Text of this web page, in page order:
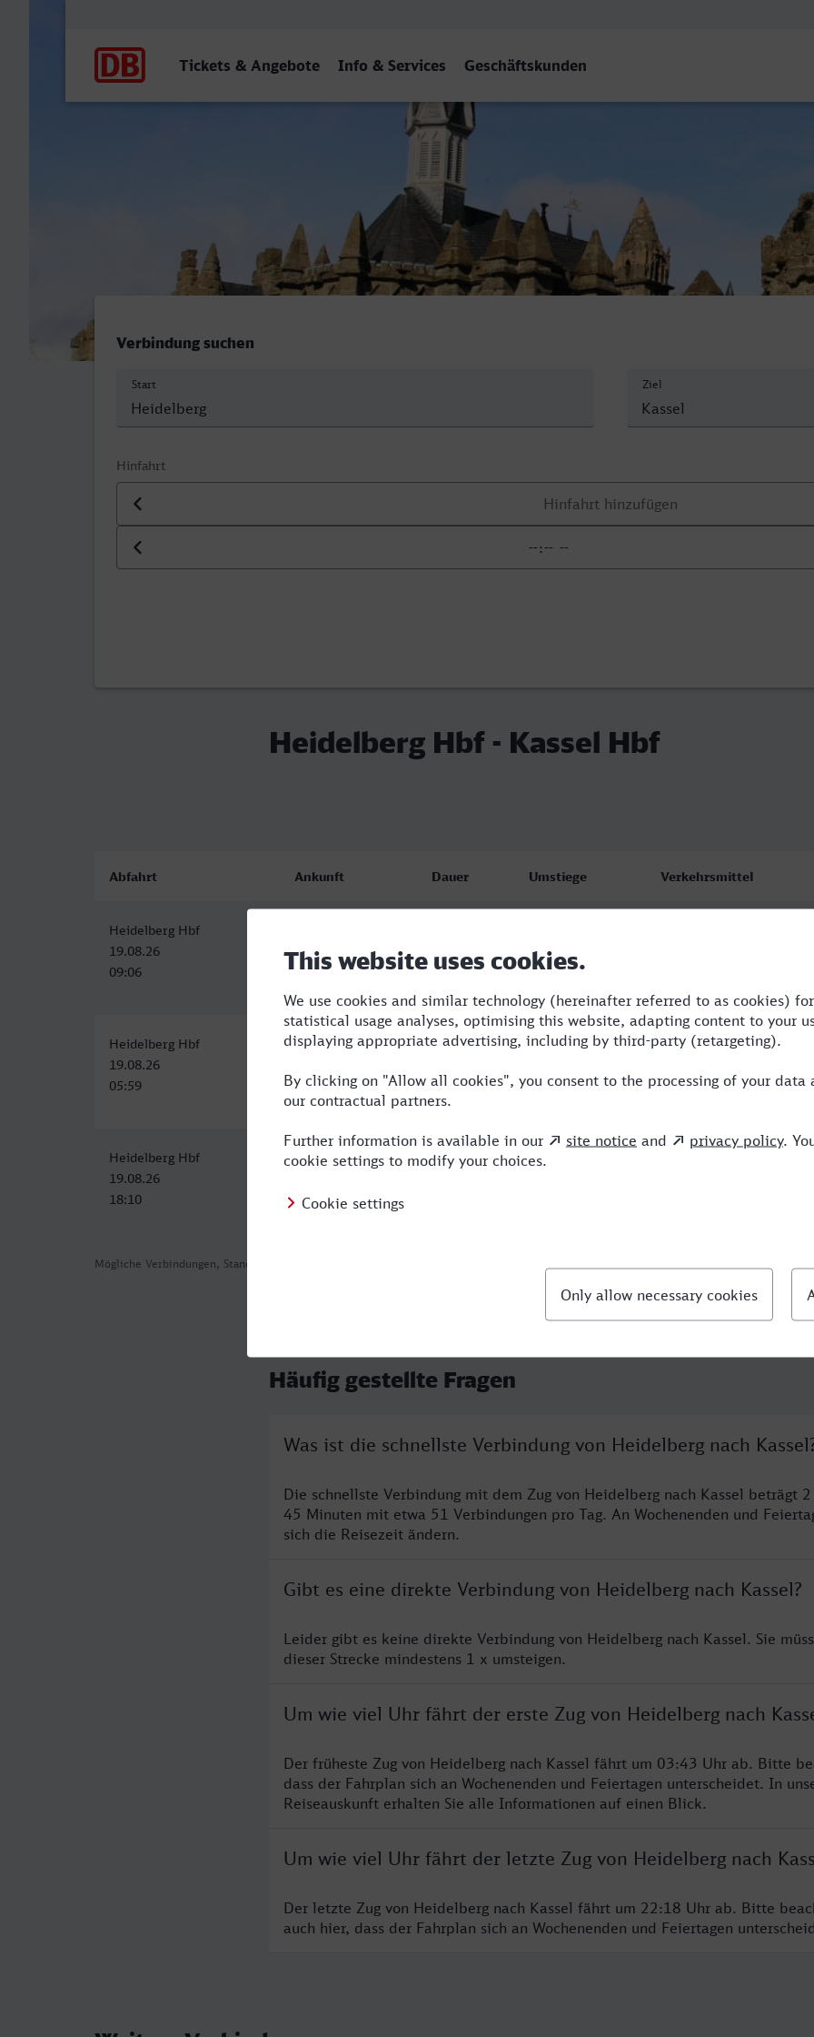
Tickets & Angebote Info & Services Geschäftskunden
Heidelberg Hbf - Kassel Hbf
Verbindung suchen
Start Ziel
Hinfahrt
Datum der Hinfahrt
Uhrzeit der Hinfahrt
Heidelberg Hbf - Kassel Hbf
Mögliche Verbindungen, Stand: 2026-08-05 16:14
Abfahrt Ankunft Dauer Umstiege Verkehrsmittel
Heidelberg Hbf
19.08.26
09:06
19.08.26
11:51
Heidelberg Hbf
19.08.26
05:59
Kassel Hbf
08:56
2:57 2 RE,ICE,HLB
Heidelberg Hbf
19.08.26
18:10
Kassel Hbf
20:56
2:46 2
Häufig gestellte Fragen
Was ist die schnellste Verbindung von Heidelberg nach
Die schnellste Verbindung mit dem Zug von Heidelberg nach Kassel beträgt 2
45 Minuten mit etwa 51 Verbindungen pro Tag. An Wochenenden und
sich die Reisezeit ändern.
Gibt es eine direkte Verbindung von Heidelberg nach Kassel?
Leider gibt es keine direkte Verbindung von Heidelberg nach Kassel. Sie
dieser Strecke mindestens 1 x umsteigen.
Um wie viel Uhr fährt der erste Zug von Heidelberg nach
Der früheste Zug von Heidelberg nach Kassel fährt um 03:43 Uhr ab. Bitte
dass der Fahrplan sich an Wochenenden und Feiertagen unterscheidet. In
Reiseauskunft erhalten Sie alle Informationen auf einen Blick.
Um wie viel Uhr fährt der letzte Zug von Heidelberg nach
Der letzte Zug von Heidelberg nach Kassel fährt um 22:18 Uhr ab. Bitte
auch hier, dass der Fahrplan sich an Wochenenden und Feiertagen